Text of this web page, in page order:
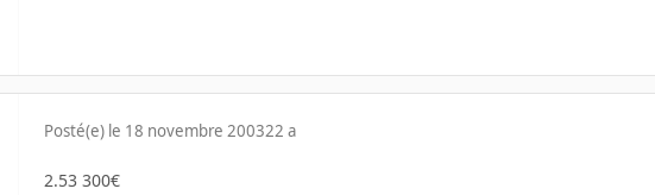
Posté(e) le 18 novembre 200322 a
2.53 300€